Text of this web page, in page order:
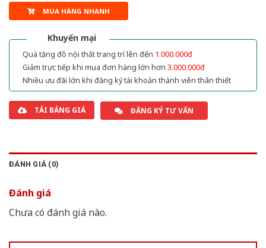
MUA HÀNG NHANH
Khuyến mại
Quà tặng đồ nội thất trang trí lên đến 1.000.000đ
Giảm trực tiếp khi mua đơn hàng lớn hơn 3.000.000đ
Nhiều ưu đãi lớn khi đăng ký tài khoản thành viên thân thiết
TẢI BẢNG GIÁ ĐĂNG KÝ TƯ VẤN
ĐÁNH GIÁ (0)
Đánh giá
Chưa có đánh giá nào.